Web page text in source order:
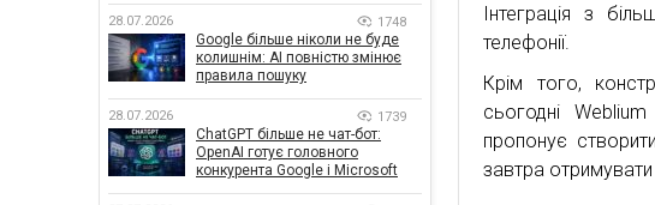
Інтеграція з
телефонії.
Крім того,
сьогодні
пропонує
завтра отримувати
впливає на ефективність
кампаній
28.07.2026 1748
Google більше ніколи не буде
колишнім: AI повністю змінює
правила пошуку
28.07.2026 1739
ChatGPT більше не чат-бот:
OpenAI готує головного
конкурента Google і Microsoft